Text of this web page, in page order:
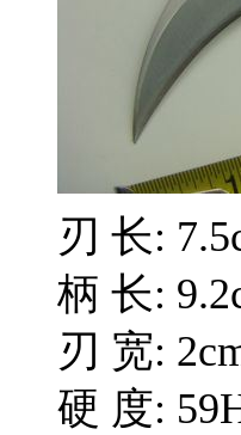
刃 长:
柄 长:
刃 宽:
硬 度: